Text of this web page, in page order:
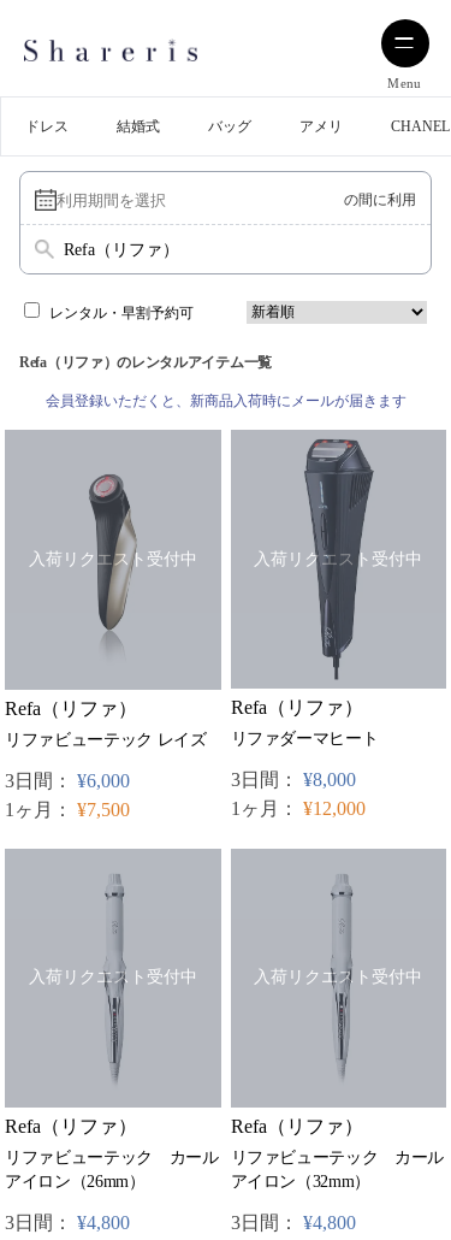
Menu
ドレス 結婚式 バッグ アメリ CHANEL
の間に利用
Refa（リファ）
レンタル・早割予約可
Refa（リファ）のレンタルアイテム一覧
会員登録いただくと、新商品入荷時にメールが届きます
入荷リクエスト受付中
Refa（リファ）
リファビューテック レイズ
3日間： ¥6,000
1ヶ月： ¥7,500
入荷リクエスト受付中
Refa（リファ）
リファダーマヒート
3日間： ¥8,000
1ヶ月： ¥12,000
入荷リクエスト受付中
Refa（リファ）
リファビューテック カール
アイロン（26mm）
3日間： ¥4,800
入荷リクエスト受付中
Refa（リファ）
リファビューテック カール
アイロン（32mm）
3日間： ¥4,800